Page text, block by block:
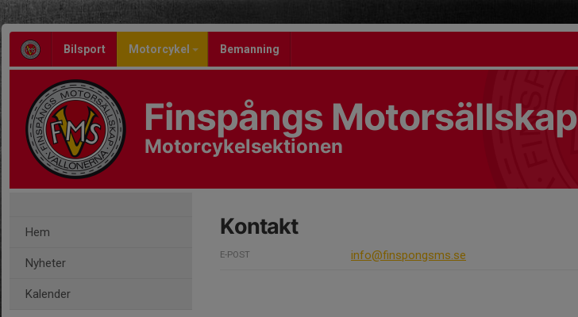
Bilsport Motorcykel Bemanning
Finspångs Motorsällskap
Motorcykelsektionen
Hem
Nyheter
Kalender
Kontakt
E-POST info@finspongsms.se